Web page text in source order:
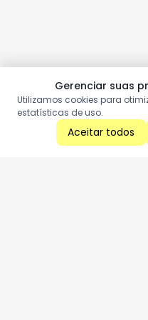
Gerenciar suas
Utilizamos cookies para
estatísticas de uso.
Aceitar todos